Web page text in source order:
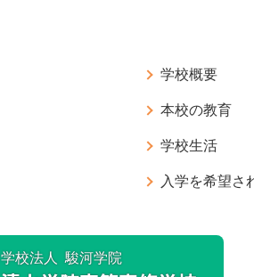
学校概要
本校の教育
学校生活
入学を希望さ
学校法人 駿河学院